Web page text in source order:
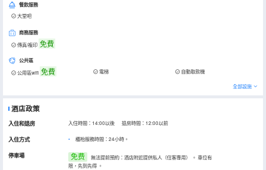
餐飲服務
大堂吧
商務服務
傳真/複印 免費
公共區
公用區wifi 免費 電梯 自動取款機
全部設施
酒店政策
入住和退房 入住時間：14:00以後 退房時間：12:00以前
入住方式 櫃枱服務時間：24小時。
停車場 免费 無法提前預約：酒店附近提供私人（住客專用） 。 車位有
限，先到先得 。